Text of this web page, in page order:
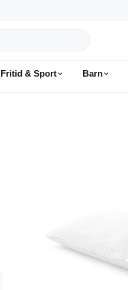
Fritid & Sport Barn